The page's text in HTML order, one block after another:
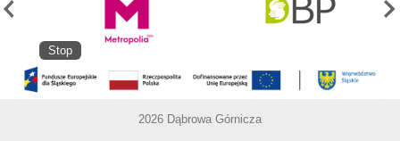
Stop
2026 Dąbrowa Górnicza